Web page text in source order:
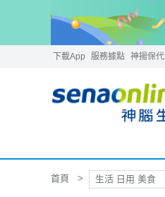
下載App 服務據點 神揚保代
首頁 生活 日用 美食